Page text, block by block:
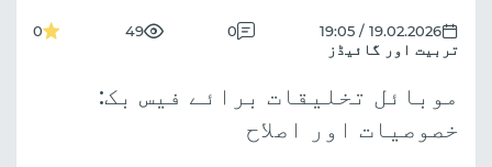
تربیت اور گائیڈز
19.02.2026 / 19:05
0
49
0
موبائل تخلیقات برائے فیس بک:
خصوصیات اور اصلاح